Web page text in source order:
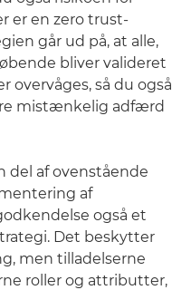
er en zero trust-
går ud på, at alle,
bliver valideret
overvåges, så du også
mistænkelig adfærd
del af ovenstående
af
også et
Det beskytter
men tilladelserne
roller og attributter,